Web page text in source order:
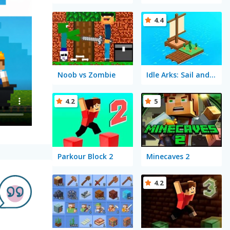
Noob vs Zombie Idle Arks: Sail and Build
4.4
Parkour Block 2
4.2
Minecaves 2
5
4.2